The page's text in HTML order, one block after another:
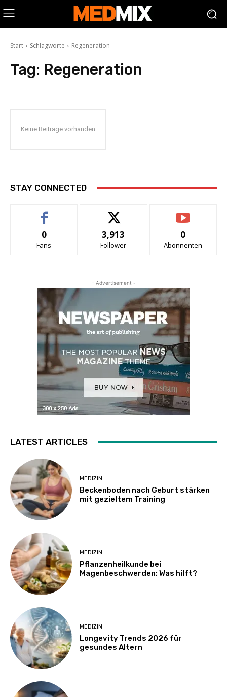
Start Schlagworte Regeneration
Tag: Regeneration
Keine Beiträge vorhanden
STAY CONNECTED
0
Fans
3,913
Follower
0
Abonnenten
- Advertisement -
LATEST ARTICLES
MEDIZIN
Beckenboden nach Geburt stärken
mit gezieltem Training
MEDIZIN
Pflanzenheilkunde bei
Magenbeschwerden: Was hilft?
MEDIZIN
Longevity Trends 2026 für
gesundes Altern